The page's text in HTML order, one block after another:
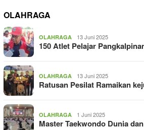
OLAHRAGA
OLAHRAGA 13 Juni 2025
150 Atlet Pelajar
OLAHRAGA 13 Juni 2025
Ratusan Pesilat Ramaikan
OLAHRAGA 1 Juni 2025
Master Taekwondo Dunia